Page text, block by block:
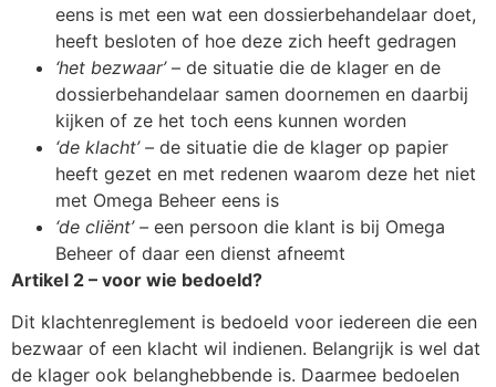
eens is met een wat een dossierbehandelaar doet,
heeft besloten of hoe deze zich heeft gedragen
‘het bezwaar’– de situatie die de klager en de
dossierbehandelaar samen doornemen en daarbij
kijken of ze het toch eens kunnen worden
‘de klacht’ – de situatie die de klager op papier
heeft gezet en met redenen waarom deze het niet
met Omega Beheer eens is
‘de cliënt’ – een persoon die klant is bij Omega
Beheer of daar een dienst afneemt
Artikel 2 – voor wie bedoeld?
Dit klachtenreglement is bedoeld voor iedereen die een
bezwaar of een klacht wil indienen. Belangrijk is wel dat
de klager ook belanghebbende is. Daarmee bedoelen